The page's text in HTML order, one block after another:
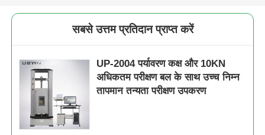
सबसे उत्तम प्रतिदान प्राप्त करें
UP-2004 पर्यावरण कक्ष और 10KN
अधिकतम परीक्षण बल के साथ उच्च निम्न
तापमान तन्यता परीक्षण उपकरण